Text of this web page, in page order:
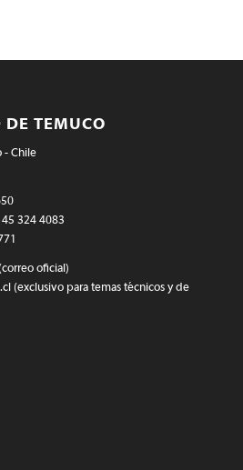
TEMUCO
- Chile
324 4083
oficial)
(exclusivo para temas técnicos y de